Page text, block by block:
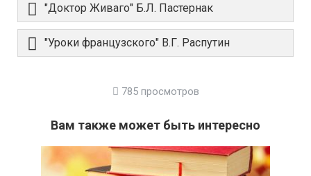
"Доктор Живаго" Б.Л. Пастернак
"Уроки французского" В.Г. Распутин
785 просмотров
Вам также может быть интересно